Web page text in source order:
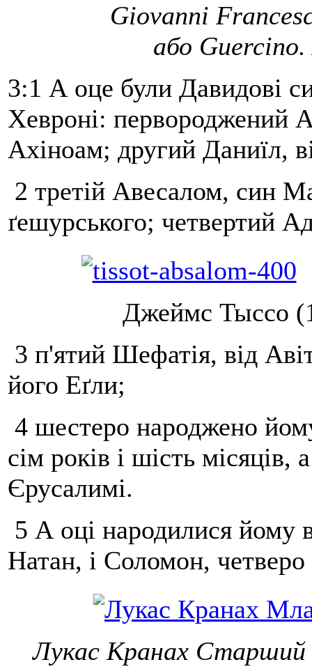
Giovanni
або
3:1 А оце були Давидові
Хевроні: первороджений
Ахіноам; другий Даниїл,
2 третій Авесалом, син
ґешурського; четвертий
Джеймс Тыссо
3 п'ятий Шефатія, від
його Еґли;
4 шестеро народжено
сім років і шість
Єрусалимі.
5 А оці народилися йому
Натан, і Соломон, четверо
Лукас Кранах Старший